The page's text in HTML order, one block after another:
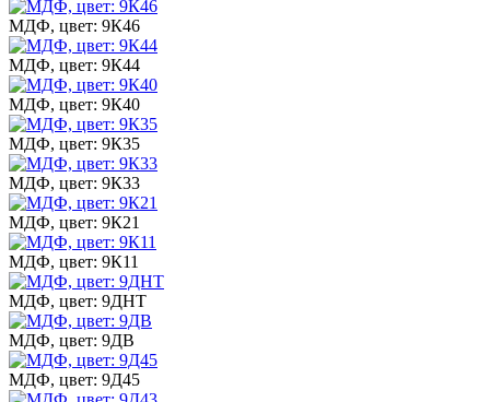
МДФ, цвет: 9К46
МДФ, цвет: 9К44
МДФ, цвет: 9К40
МДФ, цвет: 9К35
МДФ, цвет: 9К33
МДФ, цвет: 9К21
МДФ, цвет: 9К11
МДФ, цвет: 9ДНТ
МДФ, цвет: 9ДВ
МДФ, цвет: 9Д45